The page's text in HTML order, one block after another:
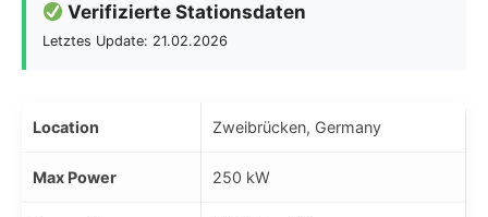
Verifizierte Stationsdaten
Letztes Update: 21.02.2026
Location Zweibrücken, Germany
Max Power 250 kW